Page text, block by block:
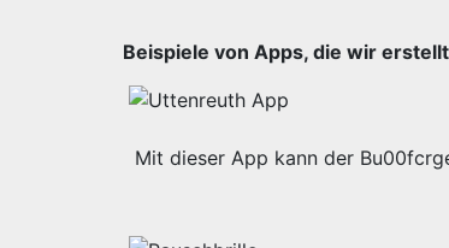
Beispiele von Apps, die wir
Mit dieser App kann der